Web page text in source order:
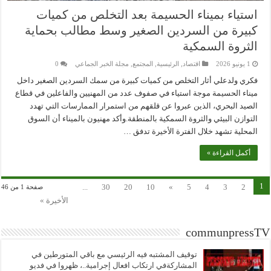
استياء بميناء الحسيمة بعد التخلص من كميات
كبيرة من السردين الصغير وسط مطالب بحماية
الثروة السمكية
1 يونيو 2026 اقتصاد الرئيسية المجتمع مجلة الخبر الجماعي 0
فكري ولدعلي أثار التخلص من كميات كبيرة من سمك السردين الصغير داخل
ميناء الحسيمة موجة استياء في صفوف عدد من المهنيين والفاعلين في قطاع
الصيد البحري، الذين عبروا عن قلقهم من استمرار الممارسات التي تهدد
التوازن البيئي والثروة السمكية بالمنطقة.وأكد مهنيون بالميناء أن السوق
المحلية تشهد خلال الفترة الأخيرة تدفق …
أكمل القراءة »
صفحة 1 من 46 1
2
3
4
5
»
10
20
30
الأخيرة »
communpressTV
توقيف المشتبه فيه الرئيسي مع باقي المتورطين في
المشاركةفي ارتكاب افعال إجرامية..، ظهروا في فديو